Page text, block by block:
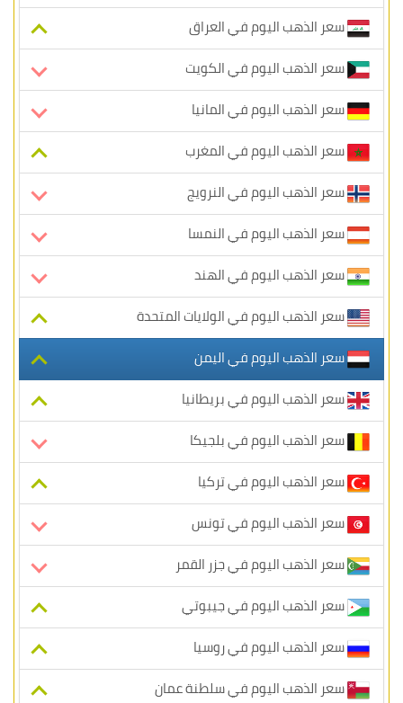
سعر الذهب اليوم في العراق
سعر الذهب اليوم في الكويت
سعر الذهب اليوم في المانيا
سعر الذهب اليوم في المغرب
سعر الذهب اليوم في النرويج
سعر الذهب اليوم في النمسا
سعر الذهب اليوم في الهند
سعر الذهب اليوم في الولايات المتحدة
سعر الذهب اليوم في اليمن
سعر الذهب اليوم في بريطانيا
سعر الذهب اليوم في بلجيكا
سعر الذهب اليوم في تركيا
سعر الذهب اليوم في تونس
سعر الذهب اليوم في جزر القمر
سعر الذهب اليوم في جيبوتي
سعر الذهب اليوم في روسيا
سعر الذهب اليوم في سلطنة عمان